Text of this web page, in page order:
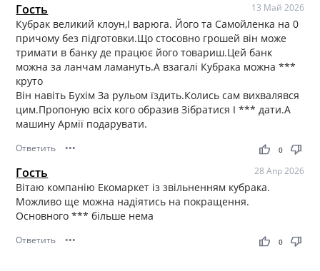
Гость 13 Май 2026
Кубрак великий клоун,І варюга. Його та Самойленка на 0
причому без підготовки.Що стосовно грошей він може
тримати в банку де працює його товариш.Цей банк
можна за ланчам ламануть.А взагалі Кубрака можна ***
круто
Він навіть Бухім За рульом їздить.Колись сам вихвалявся
цим.Пропоную всіх кого образив Зібратися І *** дати.А
машину Армії подарувати.
Ответить ••• thumb_up thumb_down
0
Гость 28 Апр 2026
Вітаю компанію Екомаркет із звільненням кубрака.
Можливо ще можна надіятись на покращення.
Основного *** більше нема
Ответить ••• thumb_up thumb_down
0